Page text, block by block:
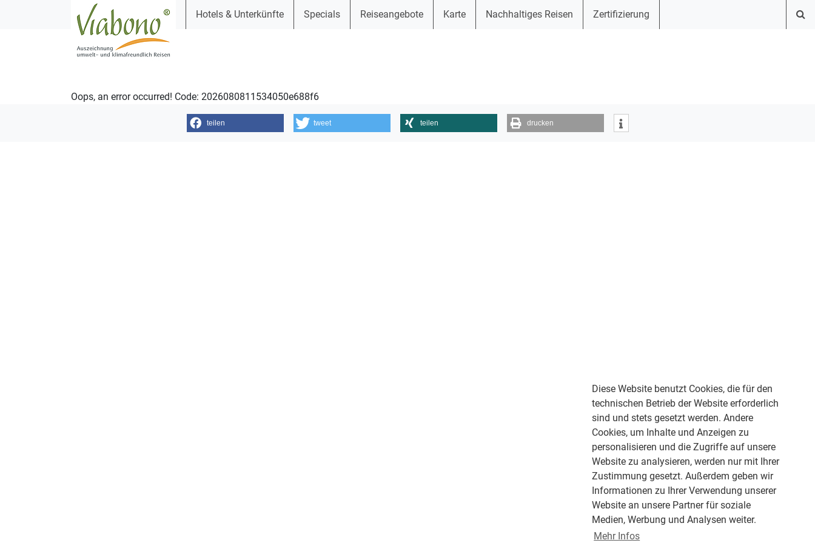
Diese Website benutzt Cookies, die für den
technischen Betrieb der Website erforderlich
sind und stets gesetzt werden. Andere
Cookies, um Inhalte und Anzeigen zu
personalisieren und die Zugriffe auf unsere
Website zu analysieren, werden nur mit Ihrer
Zustimmung gesetzt. Außerdem geben wir
Informationen zu Ihrer Verwendung unserer
Website an unsere Partner für soziale
Medien, Werbung und Analysen weiter.
Mehr Infos
Hotels & Unterkünfte Specials Reiseangebote Karte Nachhaltiges Reisen Zertifizierung
Oops, an error occurred! Code: 2026080811534050e688f6
teilen tweet teilen drucken